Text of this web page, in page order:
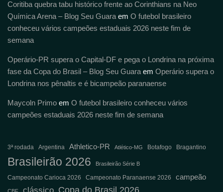
Coritiba quebra tabu histórico frente ao Corinthians na Neo
Química Arena – Blog Seu Guara em O futebol brasileiro
conheceu vários campeões estaduais 2026 neste fim de
semana
Operário-PR supera o Capital-DF e pega o Londrina na próxima
fase da Copa do Brasil – Blog Seu Guara em Operário supera o
Londrina nos pênaltis e é bicampeão paranaense
Maycoln Primo em O futebol brasileiro conheceu vários
campeões estaduais 2026 neste fim de semana
3ª rodada Argentina Athletico-PR Atlético-MG Botafogo Bragantino
Brasileirão 2026 Brasileirão Série B
Campeonato Carioca 2026 Campeonato Paranaense 2026 campeão
Copa do Brasil 2026